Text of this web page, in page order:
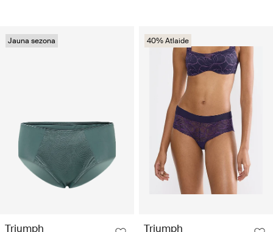
Jauna sezona
Triumph
40% Atlaide
Triumph